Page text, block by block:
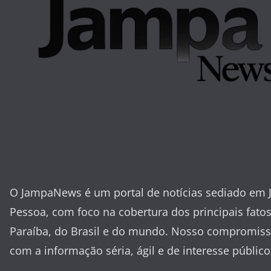
O JampaNews é um portal de notícias sediado em
Pessoa, com foco na cobertura dos principais
Paraíba, do Brasil e do mundo. Nosso
com a informação séria, ágil e de interesse